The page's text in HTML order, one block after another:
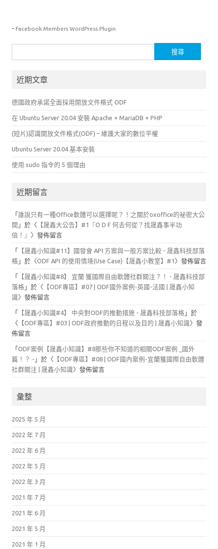
- Facebook Members WordPress Plugin
尋
鍵近期文章
德國政府承諾全面採用開放文件格式 ODF
在 Ubuntu Server 20.04 安裝 Apache + MariaDB + PHP
(短片)認識開放文件格式(ODF) – 維護大家的數位平權
Ubuntu Server 20.04 基本安裝
使用 sudo 指令的 5 個理由
近期留言
「誰說只有一種Office軟體可以選擇呢？！之關於oxoffice的祕密大公
開 」於〈 【晟鑫大公告】#1『O D F 何去何從？找晟鑫事半功
倍！』 〉發佈留言
「 【晟鑫小知識#11】國發會 API 方案與一般方案比較 - 晟鑫科技部落
格 」於〈ODF API 的使用情境(Use Case)【晟鑫小教室】#1 〉發佈留言
「 【晟鑫小知識#8】 宜蘭 獲國際自由軟體社群關注？！ - 晟鑫科技部
落格 」於〈 【ODF專區】#07 | ODF國外案例-英國-法國 | 晟鑫小知
識〉發佈留言
「 【晟鑫小知識#4】 中央對ODF的推動措施 - 晟鑫科技部落格 」於
〈 【ODF專區】#03 | ODF政府推動的日程以及目的 | 晟鑫小知識〉發
佈留言
「ODF案例【晟鑫小知識】#8那些你不知道的相關ODF案例 _國外
篇！？ - 」於〈 【ODF專區】#08 | ODF國內案例-宜蘭獲國際自由軟體
社群關注 | 晟鑫小知識〉發佈留言
彙整
2025 年 5 月
2022 年 7 月
2022 年 6 月
2022 年 5 月
2022 年 3 月
2021 年 7 月
2021 年 6 月
2021 年 5 月
2021 年 1 月